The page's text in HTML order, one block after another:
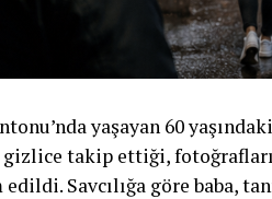
yaşayan 60
gizlice takip ettiği,
Savcılığa göre baba,